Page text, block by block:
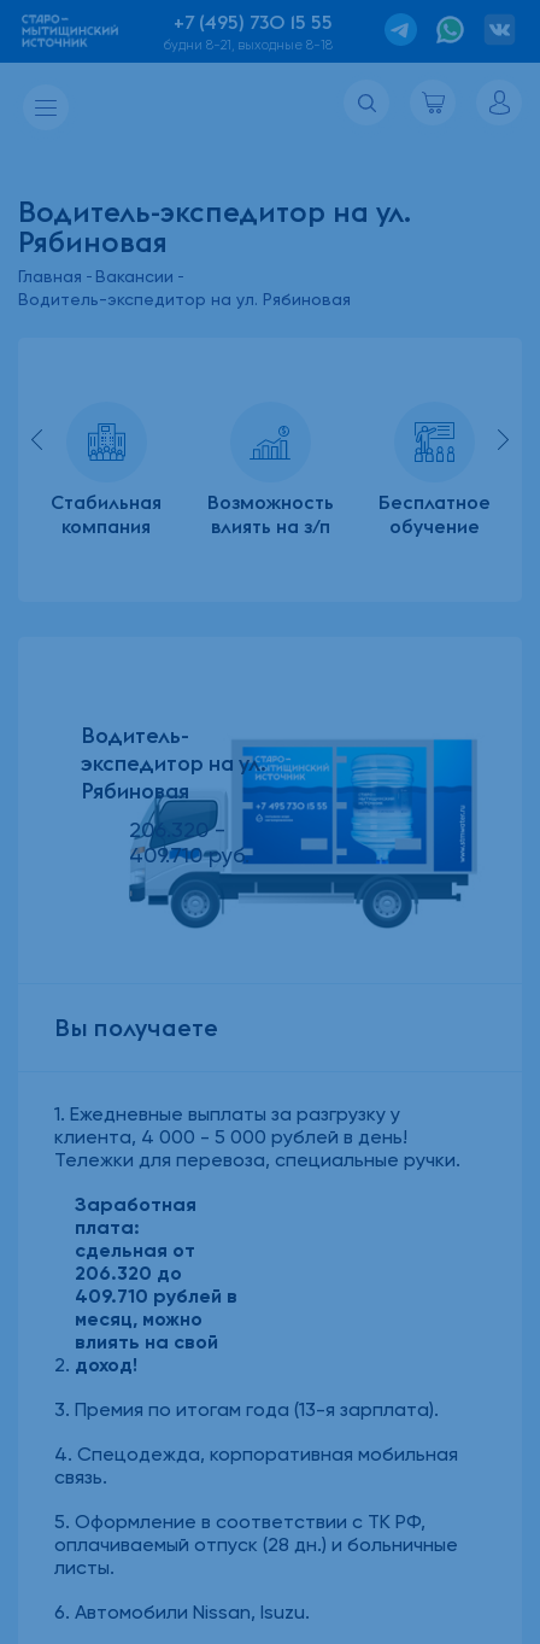
+7 (495) 730 15 55
будни 8-21, выходные 8-18
Водитель-экспедитор на ул.
Рябиновая
Главная
Вакансии
Водитель-экспедитор на ул. Рябиновая
Стабильная
компания
Возможность
влиять на з/п
Бесплатное
обучение
Водитель-
экспедитор на ул.
Рябиновая
206.320 -
409.710 руб.
Вы получаете
Ежедневные выплаты за разгрузку у
клиента, 4 000 - 5 000 рублей в день!
Тележки для перевоза, специальные ручки.
Заработная
плата:
сдельная от
206.320 до
409.710 рублей в
месяц, можно
влиять на свой
доход!
Премия по итогам года (13-я зарплата).
Спецодежда, корпоративная мобильная
связь.
Оформление в соответствии с ТК РФ,
оплачиваемый отпуск (28 дн.) и больничные
листы.
Автомобили Nissan, Isuzu.